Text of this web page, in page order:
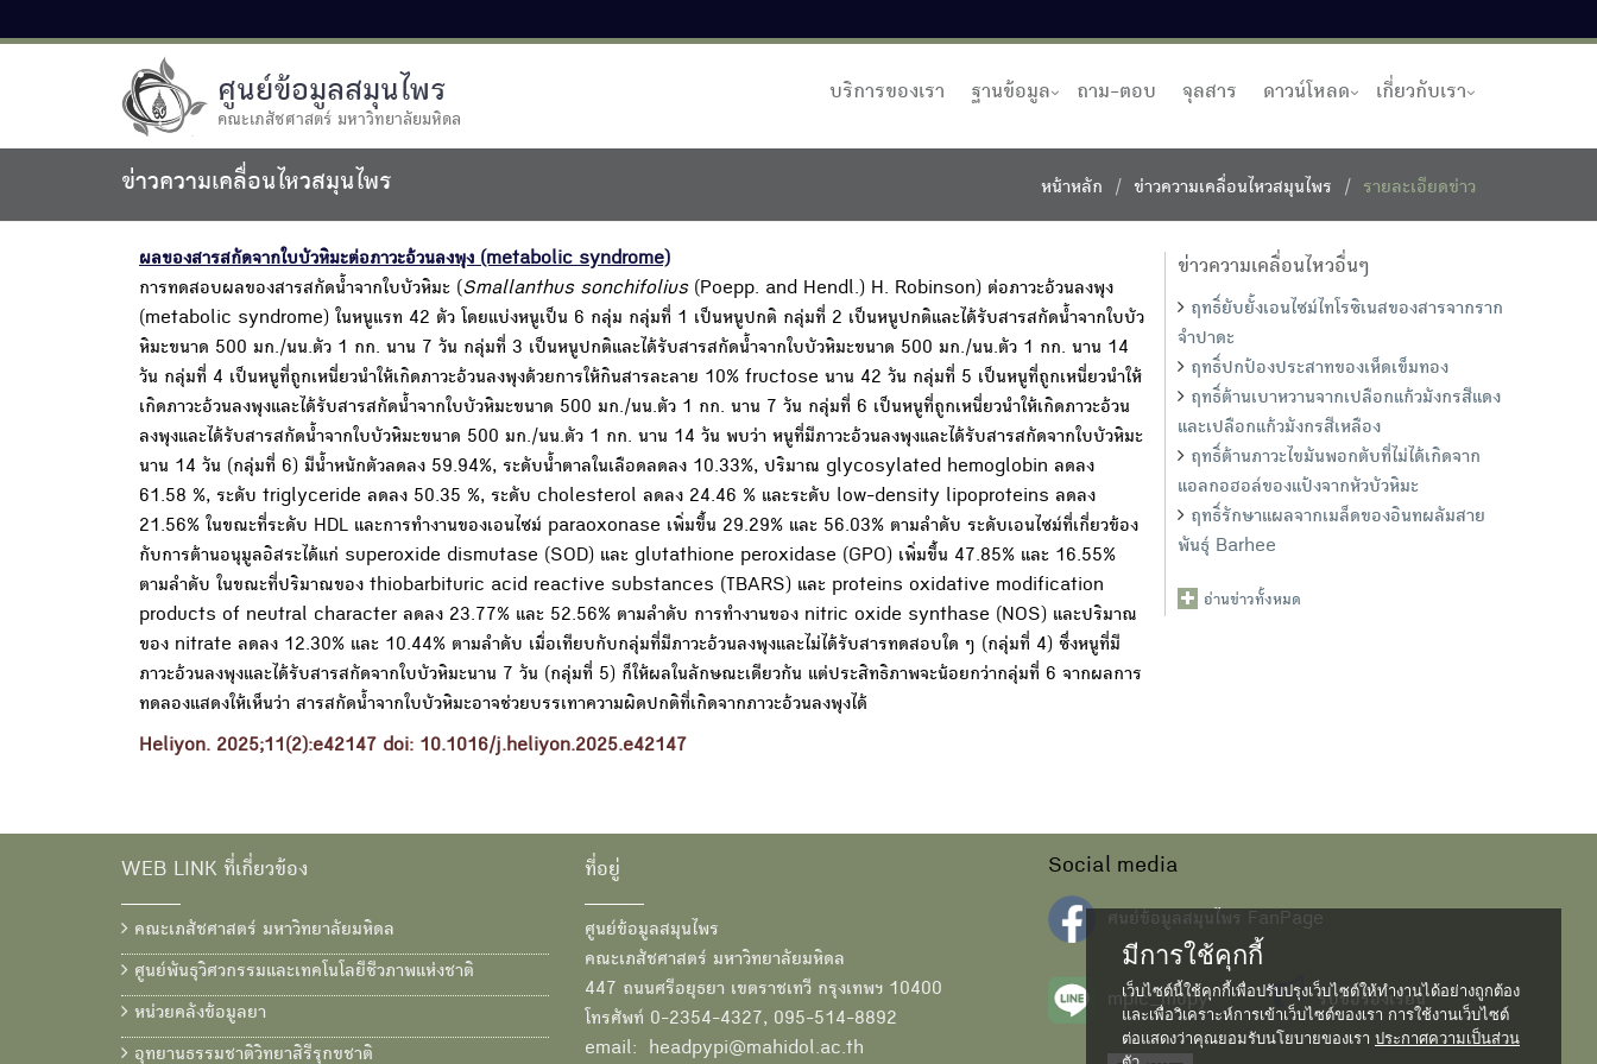
ศูนย์ข้อมูลสมุนไพร
คณะเภสัชศาสตร์ มหาวิทยาลัยมหิดล
บริการของเรา ฐานข้อมูล ถาม-ตอบ จุลสาร ดาวน์โหลด เกี่ยวกับเรา
ข่าวความเคลื่อนไหวสมุนไพร หน้าหลัก ข่าวความเคลื่อนไหวสมุนไพร รายละเอียดข่าว
ผลของสารสกัดจากใบบัวหิมะต่อภาวะอ้วนลงพุง (metabolic syndrome)
การทดสอบผลของสารสกัดน้ำจากใบบัวหิมะ (Smallanthus sonchifolius(Poepp. and Hendl.) H. Robinson) ต่อภาวะอ้วนลงพุง
(metabolic syndrome) ในหนูแรท 42 ตัว โดยแบ่งหนูเป็น 6 กลุ่ม กลุ่มที่ 1 เป็นหนูปกติ กลุ่มที่ 2 เป็นหนูปกติและได้รับสารสกัดน้ำจากใบบัว
หิมะขนาด 500 มก./นน.ตัว 1 กก. นาน 7 วัน กลุ่มที่ 3 เป็นหนูปกติและได้รับสารสกัดน้ำจากใบบัวหิมะขนาด 500 มก./นน.ตัว 1 กก. นาน 14
วัน กลุ่มที่ 4 เป็นหนูที่ถูกเหนี่ยวนำให้เกิดภาวะอ้วนลงพุงด้วยการให้กินสารละลาย 10% fructose นาน 42 วัน กลุ่มที่ 5 เป็นหนูที่ถูกเหนี่ยวนำให้
เกิดภาวะอ้วนลงพุงและได้รับสารสกัดน้ำจากใบบัวหิมะขนาด 500 มก./นน.ตัว 1 กก. นาน 7 วัน กลุ่มที่ 6 เป็นหนูที่ถูกเหนี่ยวนำให้เกิดภาวะอ้วน
ลงพุงและได้รับสารสกัดน้ำจากใบบัวหิมะขนาด 500 มก./นน.ตัว 1 กก. นาน 14 วัน พบว่า หนูที่มีภาวะอ้วนลงพุงและได้รับสารสกัดจากใบบัวหิมะ
นาน 14 วัน (กลุ่มที่ 6) มีน้ำหนักตัวลดลง 59.94%, ระดับน้ำตาลในเลือดลดลง 10.33%, ปริมาณ glycosylated hemoglobin ลดลง
61.58 %, ระดับ triglyceride ลดลง 50.35 %, ระดับ cholesterol ลดลง 24.46 % และระดับ low-density lipoproteins ลดลง
21.56% ในขณะที่ระดับ HDL และการทำงานของเอนไซม์ paraoxonase เพิ่มขึ้น 29.29% และ 56.03% ตามลำดับ ระดับเอนไซม์ที่เกี่ยวข้อง
กับการต้านอนุมูลอิสระได้แก่ superoxide dismutase (SOD) และ glutathione peroxidase (GPO) เพิ่มขึ้น 47.85% และ 16.55%
ตามลำดับ ในขณะที่ปริมาณของ thiobarbituric acid reactive substances (TBARS) และ proteins oxidative modification
products of neutral character ลดลง 23.77% และ 52.56% ตามลำดับ การทำงานของ nitric oxide synthase (NOS) และปริมาณ
ของ nitrate ลดลง 12.30% และ 10.44% ตามลำดับ เมื่อเทียบกับกลุ่มที่มีภาวะอ้วนลงพุงและไม่ได้รับสารทดสอบใด ๆ (กลุ่มที่ 4) ซึ่งหนูที่มี
ภาวะอ้วนลงพุงและได้รับสารสกัดจากใบบัวหิมะนาน 7 วัน (กลุ่มที่ 5) ก็ให้ผลในลักษณะเดียวกัน แต่ประสิทธิภาพจะน้อยกว่ากลุ่มที่ 6 จากผลการ
ทดลองแสดงให้เห็นว่า สารสกัดน้ำจากใบบัวหิมะอาจช่วยบรรเทาความผิดปกติที่เกิดจากภาวะอ้วนลงพุงได้
Heliyon. 2025;11(2):e42147 doi: 10.1016/j.heliyon.2025.e42147
ข่าวความเคลื่อนไหวอื่นๆ
ฤทธิ์ยับยั้งเอนไซม์ไทโรซิเนสของสารจากราก
จำปาดะ
ฤทธิ์ปกป้องประสาทของเห็ดเข็มทอง
ฤทธิ์ต้านเบาหวานจากเปลือกแก้วมังกรสีแดง
และเปลือกแก้วมังกรสีเหลือง
ฤทธิ์ต้านภาวะไขมันพอกตับที่ไม่ได้เกิดจาก
แอลกอฮอล์ของแป้งจากหัวบัวหิมะ
ฤทธิ์รักษาแผลจากเมล็ดของอินทผลัมสาย
พันธุ์ Barhee
อ่านข่าวทั้งหมด
WEB LINK ที่เกี่ยวข้อง
คณะเภสัชศาสตร์ มหาวิทยาลัยมหิดล
ศูนย์พันธุวิศวกรรมและเทคโนโลยีชีวภาพแห่งชาติ
หน่วยคลังข้อมูลยา
อุทยานธรรมชาติวิทยาสิรีรุกขชาติ
ที่อยู่
ศูนย์ข้อมูลสมุนไพร
คณะเภสัชศาสตร์ มหาวิทยาลัยมหิดล
447 ถนนศรีอยุธยา เขตราชเทวี กรุงเทพฯ 10400
โทรศัพท์ 0-2354-4327, 095-514-8892
email: headpypi@mahidol.ac.th
Social media
ศนย์ข้อมูลสมุนไพร FanPage
mpic_mupy รับข้อร้องเรียน
มีการใช้คุกกี้
เว็บไซต์นี้ใช้คุกกี้เพื่อปรับปรุงเว็บไซต์ให้ทำงานได้อย่างถูกต้อง
และเพื่อวิเคราะห์การเข้าเว็บไซต์ของเรา การใช้งานเว็บไซต์
ต่อแสดงว่าคุณยอมรับนโยบายของเรา ประกาศความเป็นส่วน